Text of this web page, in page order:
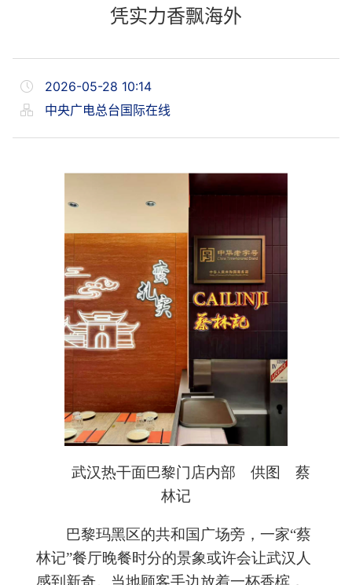
凭实力香飘海外
2026-05-28 10:14
中央广电总台国际在线
武汉热干面巴黎门店内部 供图 蔡
林记
巴黎玛黑区的共和国广场旁，一家“蔡
林记”餐厅晚餐时分的景象或许会让武汉人
感到新奇。当地顾客手边放着一杯香槟，